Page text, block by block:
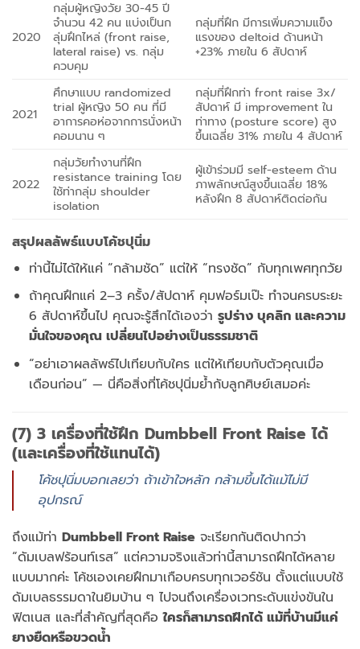
2020
กลุ่มผู้หญิงวัย 30-45 ปี
จำนวน 42 คน แบ่งเป็นก
ลุ่มฝึกไหล่ (front raise,
lateral raise) vs. กลุ่ม
ควบคุม
กลุ่มที่ฝึก มีการเพิ่มความแข็ง
แรงของ deltoid ด้านหน้า
+23% ภายใน 6 สัปดาห์
2021
ศึกษาแบบ randomized
trial ผู้หญิง 50 คน ที่มี
อาการคอห่อจากการนั่งหน้า
คอมนาน ๆ
กลุ่มที่ฝึกท่า front raise 3x/
สัปดาห์ มี improvement ใน
ท่าทาง (posture score) สูง
ขึ้นเฉลี่ย 31% ภายใน 4 สัปดาห์
2022
กลุ่มวัยทำงานที่ฝึก
resistance training โดย
ใช้ท่ากลุ่ม shoulder
isolation
ผู้เข้าร่วมมี self-esteem ด้าน
ภาพลักษณ์สูงขึ้นเฉลี่ย 18%
หลังฝึก 8 สัปดาห์ติดต่อกัน
สรุปผลลัพธ์แบบโค้ชปุนิ่ม
ท่านี้ไม่ได้ให้แค่ “กล้ามชัด” แต่ให้ “ทรงชัด” กับทุกเพศทุกวัย
ถ้าคุณฝึกแค่ 2–3 ครั้ง/สัปดาห์ คุมฟอร์มเป๊ะ ทำจนครบระยะ
6 สัปดาห์ขึ้นไป คุณจะรู้สึกได้เองว่า รูปร่าง บุคลิก และความ
มั่นใจของคุณ เปลี่ยนไปอย่างเป็นธรรมชาติ
“อย่าเอาผลลัพธ์ไปเทียบกับใคร แต่ให้เทียบกับตัวคุณเมื่อ
เดือนก่อน” — นี่คือสิ่งที่โค้ชปุนิ่มย้ำกับลูกศิษย์เสมอค่ะ
(7) 3 เครื่องที่ใช้ฝึก Dumbbell Front Raise ได้
(และเครื่องที่ใช้แทนได้)
โค้ชปุนิ่มบอกเลยว่า ถ้าเข้าใจหลัก กล้ามขึ้นได้แม้ไม่มี
อุปกรณ์
ถึงแม้ท่า Dumbbell Front Raise จะเรียกกันติดปากว่า
“ดัมเบลฟร้อนท์เรส” แต่ความจริงแล้วท่านี้สามารถฝึกได้หลาย
แบบมากค่ะ โค้ชเองเคยฝึกมาเกือบครบทุกเวอร์ชัน ตั้งแต่แบบใช้
ดัมเบลธรรมดาในยิมบ้าน ๆ ไปจนถึงเครื่องเวทระดับแข่งขันใน
ฟิตเนส และที่สำคัญที่สุดคือใครก็สามารถฝึกได้ แม้ที่บ้านมีแค่
ยางยืดหรือขวดน้ำ